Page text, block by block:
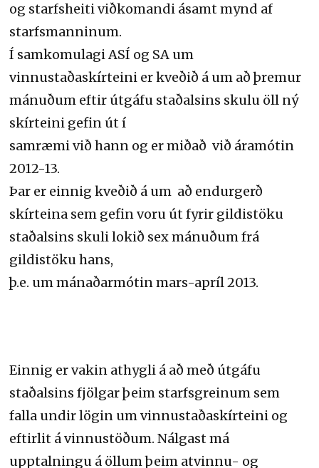
og starfsheiti viðkomandi ásamt mynd af
starfsmanninum.
Í samkomulagi ASÍ og SA um
vinnustaðaskírteini er kveðið á um að þremur
mánuðum eftir útgáfu staðalsins skulu öll ný
skírteini gefin út í
samræmi við hann og er miðað við áramótin
2012-13.
Þar er einnig kveðið á um að endurgerð
skírteina sem gefin voru út fyrir gildistöku
staðalsins skuli lokið sex mánuðum frá
gildistöku hans,
þ.e. um mánaðarmótin mars-apríl 2013.
Einnig er vakin athygli á að með útgáfu
staðalsins fjölgar þeim starfsgreinum sem
falla undir lögin um vinnustaðaskírteini og
eftirlit á vinnustöðum. Nálgast má
upptalningu á öllum þeim atvinnu- og